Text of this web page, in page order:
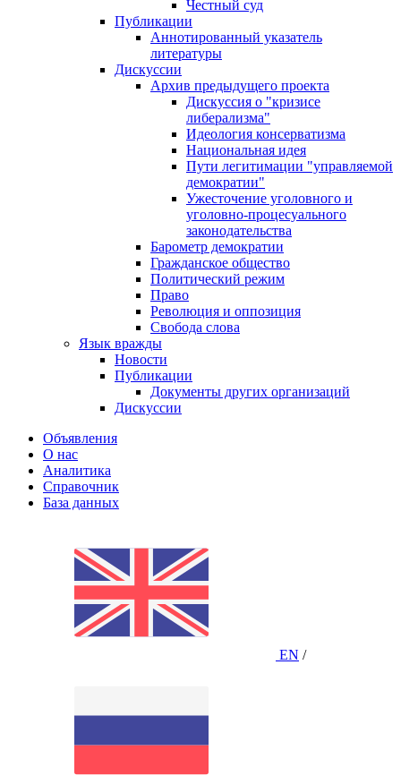
Честный суд
Публикации
Аннотированный указатель
литературы
Дискуссии
Архив предыдущего проекта
Дискуссия о "кризисе
либерализма"
Идеология консерватизма
Национальная идея
Пути легитимации "управляемой
демократии"
Ужесточение уголовного и
уголовно-процесуального
законодательства
Барометр демократии
Гражданское общество
Политический режим
Право
Революция и оппозиция
Свобода слова
Язык вражды
Новости
Публикации
Документы других организаций
Дискуссии
Объявления
О нас
Аналитика
Справочник
База данных
EN /